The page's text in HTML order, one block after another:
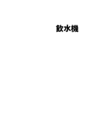
飲水機